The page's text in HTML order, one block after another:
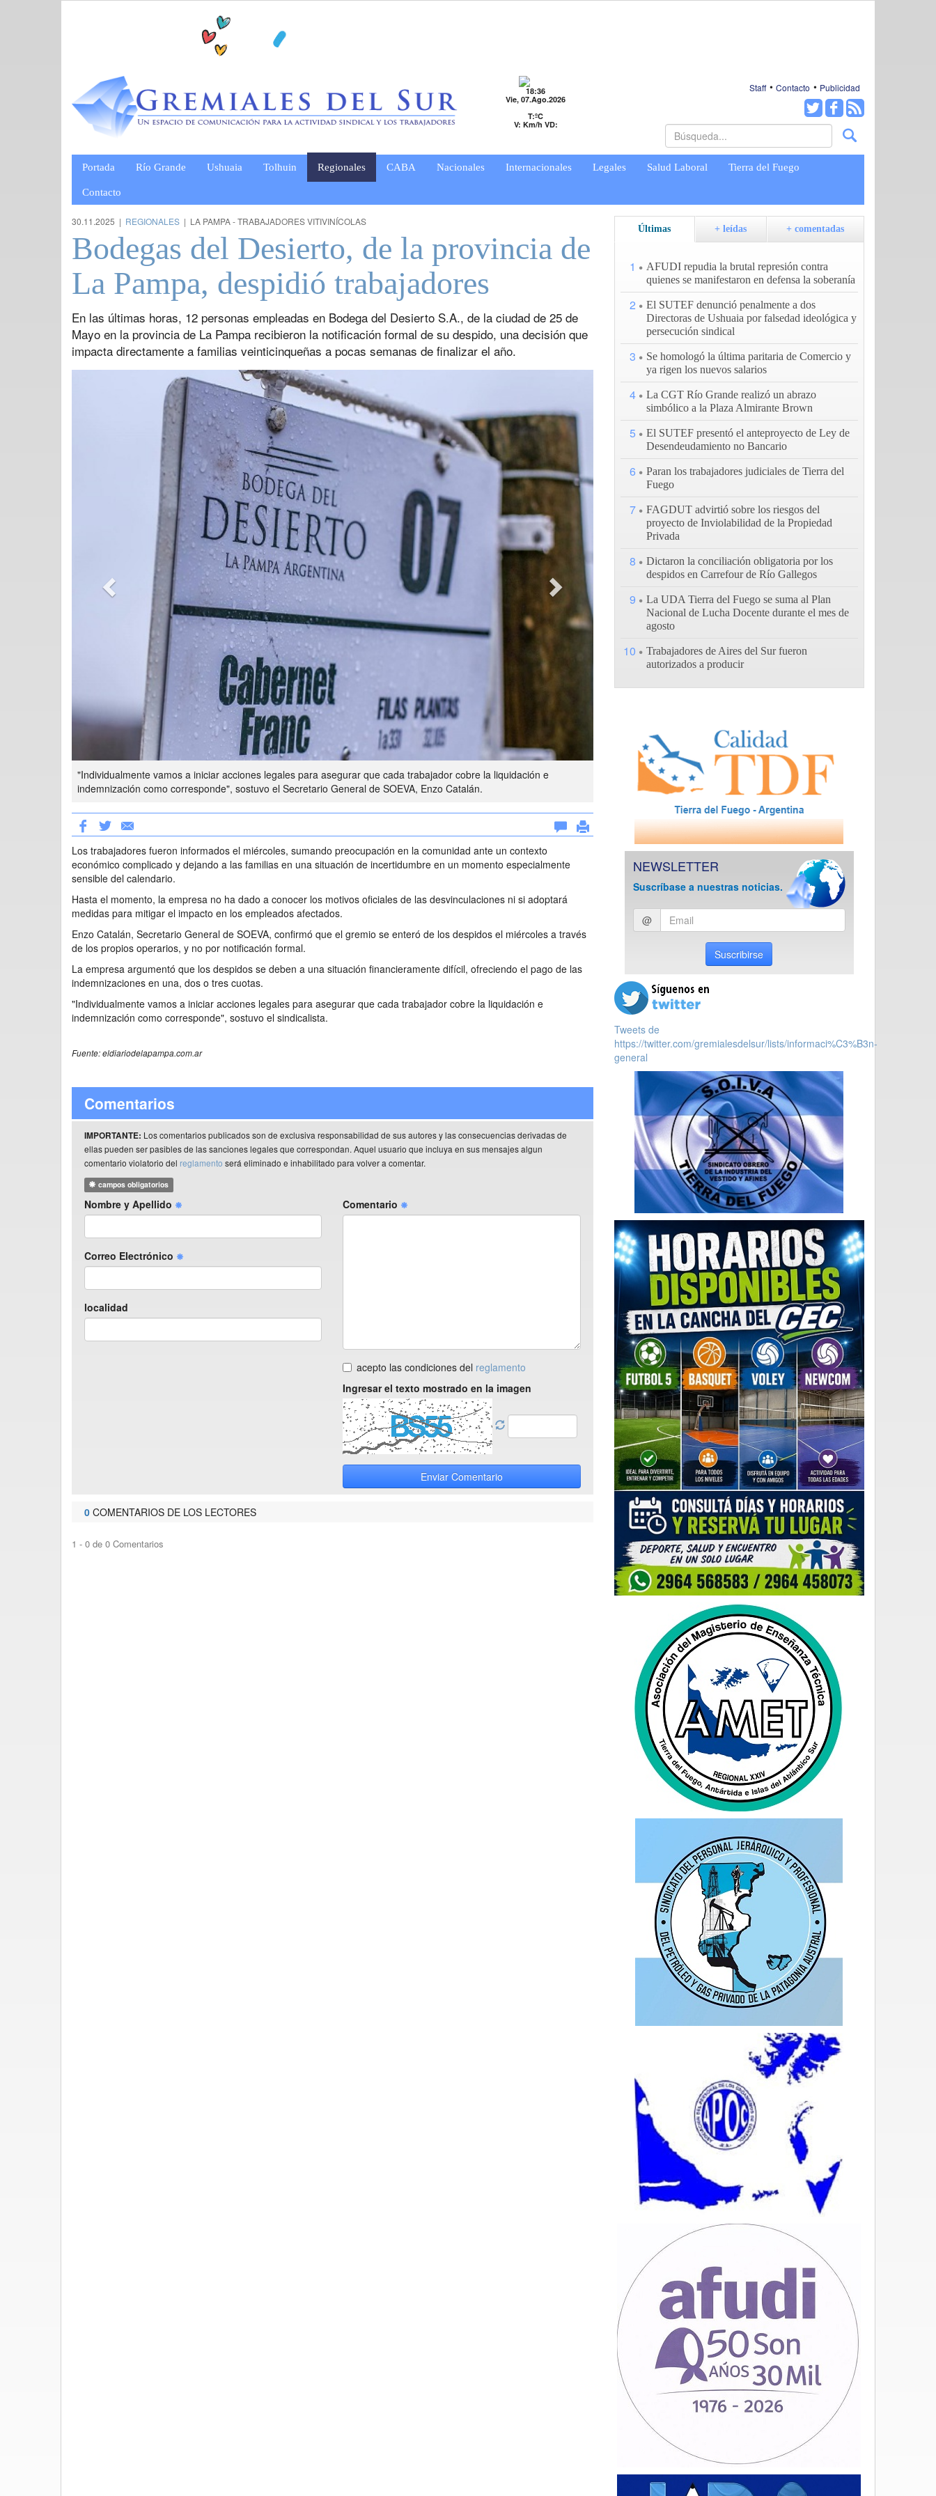
18:36
Vie, 07.Ago.2026
T:ºC
V: Km/h VD:
Staff Contacto Publicidad
Portada Río Grande Ushuaia Tolhuin Regionales CABA Nacionales Internacionales Legales Salud Laboral Tierra del Fuego
Contacto
30.11.2025 | REGIONALES | LA PAMPA - TRABAJADORES VITIVINÍCOLAS
Bodegas del Desierto, de la provincia de
La Pampa, despidió trabajadores
En las últimas horas, 12 personas empleadas en Bodega del Desierto S.A., de la ciudad de 25 de
Mayo en la provincia de La Pampa recibieron la notificación formal de su despido, una decisión que
impacta directamente a familias veinticinqueñas a pocas semanas de finalizar el año.
"Individualmente vamos a iniciar acciones legales para asegurar que cada trabajador cobre la liquidación e
indemnización como corresponde", sostuvo el Secretario General de SOEVA, Enzo Catalán.
Los trabajadores fueron informados el miércoles, sumando preocupación en la comunidad ante un contexto
económico complicado y dejando a las familias en una situación de incertidumbre en un momento especialmente
sensible del calendario.
Hasta el momento, la empresa no ha dado a conocer los motivos oficiales de las desvinculaciones ni si adoptará
medidas para mitigar el impacto en los empleados afectados.
Enzo Catalán, Secretario General de SOEVA, confirmó que el gremio se enteró de los despidos el miércoles a través
de los propios operarios, y no por notificación formal.
La empresa argumentó que los despidos se deben a una situación financieramente difícil, ofreciendo el pago de las
indemnizaciones en una, dos o tres cuotas.
"Individualmente vamos a iniciar acciones legales para asegurar que cada trabajador cobre la liquidación e
indemnización como corresponde", sostuvo el sindicalista.
Fuente: eldiariodelapampa.com.ar
Comentarios
IMPORTANTE: Los comentarios publicados son de exclusiva responsabilidad de sus autores y las consecuencias derivadas de
ellas pueden ser pasibles de las sanciones legales que correspondan. Aquel usuario que incluya en sus mensajes algun
comentario violatorio del reglamento será eliminado e inhabilitado para volver a comentar.
campos obligatorios
Nombre y Apellido
Correo Electrónico
localidad
Comentario
acepto las condiciones del reglamento
Ingresar el texto mostrado en la imagen
Enviar Comentario
0 COMENTARIOS DE LOS LECTORES
1 - 0 de 0 Comentarios
Últimas + leídas + comentadas
1
AFUDI repudia la brutal represión contra
quienes se manifestaron en defensa la soberanía
2
El SUTEF denunció penalmente a dos
Directoras de Ushuaia por falsedad ideológica y
persecución sindical
3
Se homologó la última paritaria de Comercio y
ya rigen los nuevos salarios
4
La CGT Río Grande realizó un abrazo
simbólico a la Plaza Almirante Brown
5
El SUTEF presentó el anteproyecto de Ley de
Desendeudamiento no Bancario
6
Paran los trabajadores judiciales de Tierra del
Fuego
7
FAGDUT advirtió sobre los riesgos del
proyecto de Inviolabilidad de la Propiedad
Privada
8
Dictaron la conciliación obligatoria por los
despidos en Carrefour de Río Gallegos
9
La UDA Tierra del Fuego se suma al Plan
Nacional de Lucha Docente durante el mes de
agosto
10
Trabajadores de Aires del Sur fueron
autorizados a producir
NEWSLETTER
Suscríbase a nuestras noticias.
Ingresar
email
@
Suscribirse
Tweets de
https://twitter.com/gremialesdelsur/lists/informaci%C3%B3n-
general